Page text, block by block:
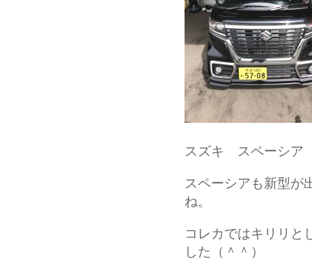
スズキ スペーシア
スペーシアも新型が
ね。
コレカではキリリと
した（＾＾）